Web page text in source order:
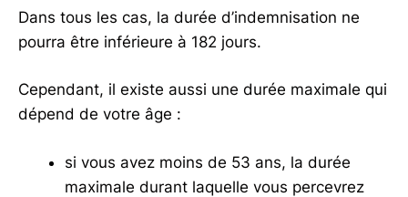
Dans tous les cas, la durée d’indemnisation ne
pourra être inférieure à 182 jours.
Cependant, il existe aussi une durée maximale qui
dépend de votre âge :
si vous avez moins de 53 ans, la durée
maximale durant laquelle vous percevrez